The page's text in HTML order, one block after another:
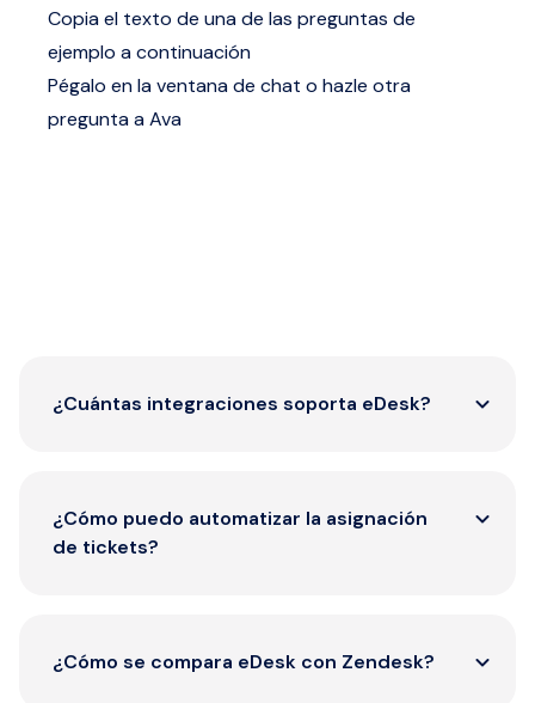
Copia el texto de una de las preguntas de
ejemplo a continuación
Pégalo en la ventana de chat o hazle otra
pregunta a Ava
¿Cuántas integraciones soporta eDesk?
¿Cómo puedo automatizar la asignación
de tickets?
¿Cómo se compara eDesk con Zendesk?